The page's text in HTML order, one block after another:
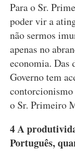
Para o Sr.
poder vir a
não sermos
apenas no
economia. Das
Governo tem
contorcionismo
o Sr. Primeiro
4 A
Português,